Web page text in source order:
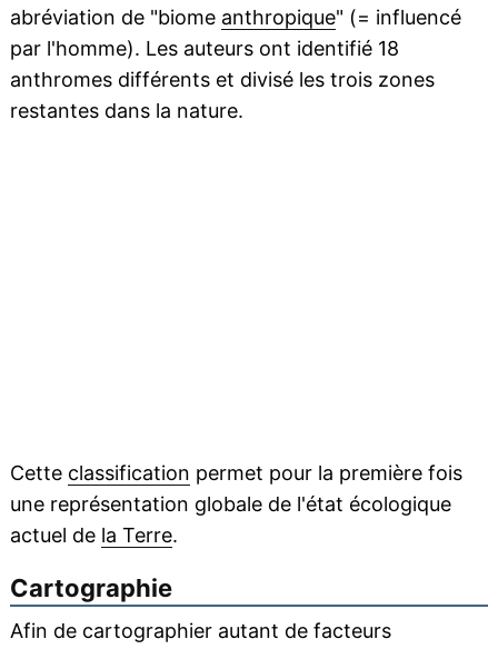
abréviation de "biome anthropique" (= influencé
par l'homme). Les auteurs ont identifié 18
anthromes différents et divisé les trois zones
restantes dans la nature.
Cette classification permet pour la première fois
une représentation globale de l'état écologique
actuel de la Terre.
Cartographie
Afin de cartographier autant de facteurs